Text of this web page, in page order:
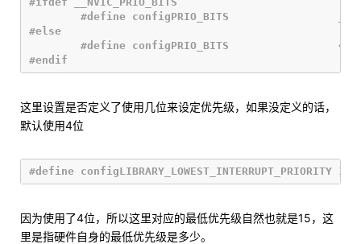
#define configPRIO_BITS       		__NVIC_PRIO_BITS
#define configPRIO_BITS       		4
这里设置是否定义了使用几位来设定优先级，如果没定义的话，
默认使用4位
因为使用了4位，所以这里对应的最低优先级自然也就是15，这
里是指硬件自身的最低优先级是多少。